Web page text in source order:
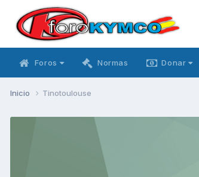
Foros Normas Donar
Inicio Tinotoulouse